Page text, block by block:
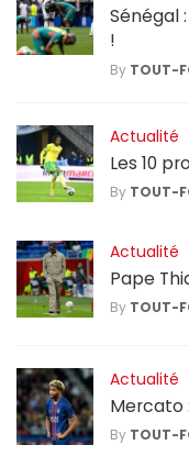
Sénégal
!
By TOUT-
Actualité
Les 10
By TOUT-
Actualité
Pape
By TOUT-
Actualité
Mercato
By TOUT-